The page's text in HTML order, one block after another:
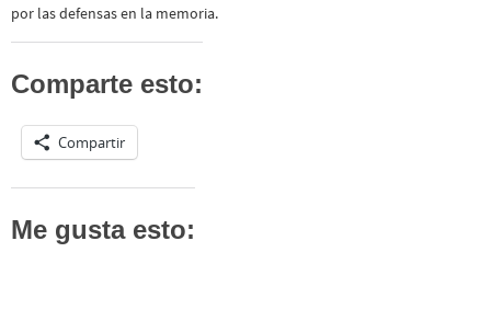
por las defensas en la memoria.
Comparte esto:
Compartir
Me gusta esto: